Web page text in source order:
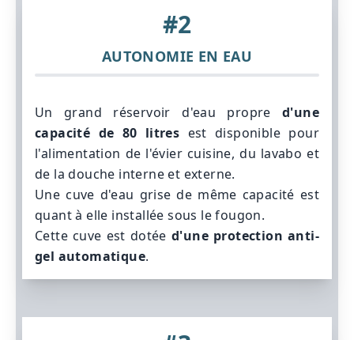
#2
AUTONOMIE EN EAU
Un grand réservoir d'eau propre d'une
capacité de 80 litres est disponible pour
l'alimentation de l'évier cuisine, du lavabo et
de la douche interne et externe.
Une cuve d'eau grise de même capacité est
quant à elle installée sous le fougon.
Cette cuve est dotée d'une protection anti-
gel automatique.